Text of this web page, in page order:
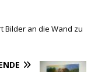
Bilder an die Wand zu